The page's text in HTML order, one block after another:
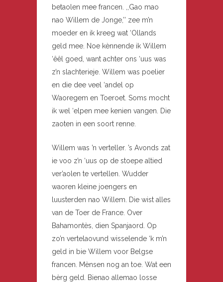
betaolen mee francen. ,,Gao mao
nao Willem de Jonge,’’ zee m’n
moeder en ik kreeg wat ‘Ollands
geld mee. Noe kènnende ik Willem
‘êêl goed, want achter ons ‘uus was
z’n slachterieje. Willem was poelier
en die dee veel ‘andel op
Waoregem en Toeroet. Soms mocht
ik wel ‘elpen mee kenien vangen. Die
zaoten in een soort renne.
Willem was ’n verteller. ’s Avonds zat
ie voo z’n ‘uus op de stoepe altied
ver’aolen te vertellen. Wudder
waoren kleine joengers en
luusterden nao Willem. Die wist alles
van de Toer de France. Over
Bahamontès, dien Spanjaord. Op
zo’n vertelaovund wisselende ‘k m’n
geld in bie Willem voor Belgse
francen. Mènsen nog an toe. Wat een
bèrg geld. Bienao allemao losse